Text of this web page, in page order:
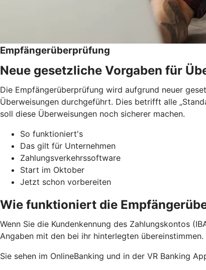
Empfängerüberprüfung
Neue gesetzliche Vorgaben für
Die Empfängerüberprüfung wird aufgrund neuer
Überweisungen durchgeführt. Dies betrifft alle
soll diese Überweisungen noch sicherer machen.
So funktioniert's
Das gilt für Unternehmen
Zahlungsverkehrssoftware
Start im Oktober
Jetzt schon vorbereiten
Wie funktioniert die
Wenn Sie die Kundenkennung des Zahlungskontos
Angaben mit den bei ihr hinterlegten übereinstimmen.
Sie sehen im OnlineBanking und in der VR Banking